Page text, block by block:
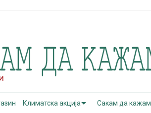
Климатска акција Сакам да кажам